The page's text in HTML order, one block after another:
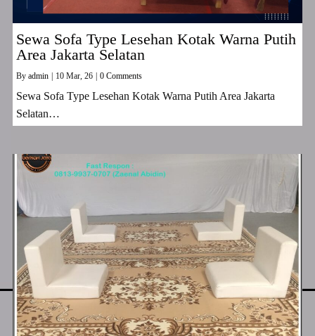
Sewa Sofa Type Lesehan Kotak Warna Putih
Area Jakarta Selatan
By admin 10 Mar, 26 0 Comments
Sewa Sofa Type Lesehan Kotak Warna Putih Area Jakarta
Selatan…